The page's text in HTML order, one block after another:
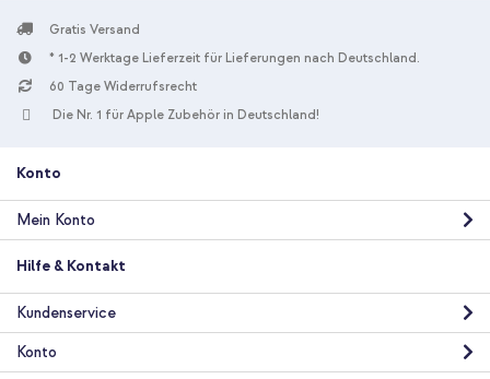
Gratis Versand
* 1-2 Werktage Lieferzeit für Lieferungen nach Deutschland.
60 Tage Widerrufsrecht
Die Nr. 1 für Apple Zubehör in Deutschland!
Konto
Mein Konto
Hilfe & Kontakt
Kundenservice
Konto